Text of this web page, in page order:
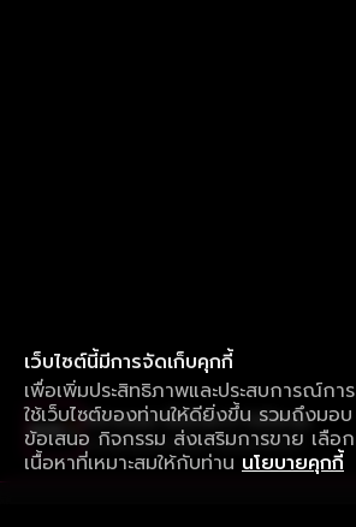
เว็บไซต์นี้มีการจัดเก็บคุกกี้
เพื่อเพิ่มประสิทธิภาพและประสบการณ์การ
ใช้เว็บไซต์ของท่านให้ดียิ่งขึ้น รวมถึงมอบ
ข้อเสนอ กิจกรรม ส่งเสริมการขาย เลือก
เนื้อหาที่เหมาะสมให้กับท่าน นโยบายคุกกี้
ใช้งานแอป ลื่นไหลกว่า ไม่มีสะดุด
ดาวน์โหลดแอปเพื่อการรับชมที่ดีกว่า